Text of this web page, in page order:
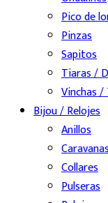
Pico de
Pinzas
Sapitos
Tiaras /
Vinchas
Bijou / Relojes
Anillos
Collares
Pulseras